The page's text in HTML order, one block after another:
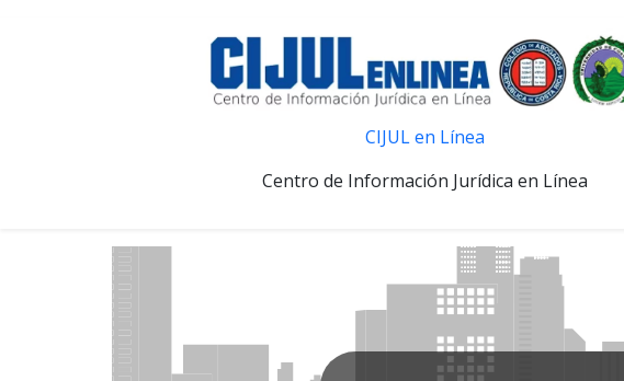
CIJUL en Línea
Centro de Información Jurídica en Línea